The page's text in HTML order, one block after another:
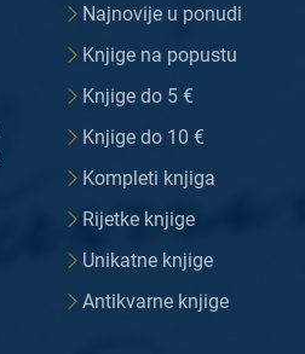
Najnovije u ponudi
Knjige na popustu
Knjige do 5 €
Knjige do 10 €
Kompleti knjiga
Rijetke knjige
Unikatne knjige
Antikvarne knjige